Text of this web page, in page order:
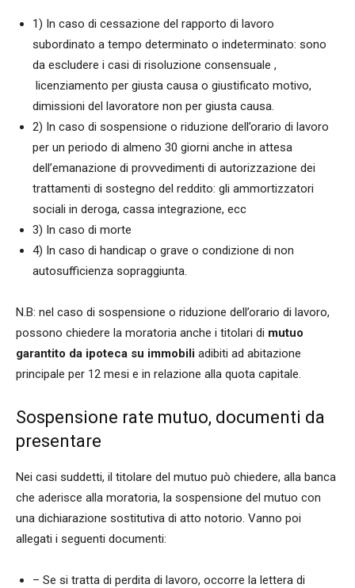
1) In caso di cessazione del rapporto di lavoro
subordinato a tempo determinato o indeterminato: sono
da escludere i casi di risoluzione consensuale ,
licenziamento per giusta causa o giustificato motivo,
dimissioni del lavoratore non per giusta causa.
2) In caso di sospensione o riduzione dell’orario di lavoro
per un periodo di almeno 30 giorni anche in attesa
dell’emanazione di provvedimenti di autorizzazione dei
trattamenti di sostegno del reddito: gli ammortizzatori
sociali in deroga, cassa integrazione, ecc
3) In caso di morte
4) In caso di handicap o grave o condizione di non
autosufficienza sopraggiunta.
N.B: nel caso di sospensione o riduzione dell’orario di lavoro,
possono chiedere la moratoria anche i titolari di mutuo
garantito da ipoteca su immobili adibiti ad abitazione
principale per 12 mesi e in relazione alla quota capitale.
Sospensione rate mutuo, documenti da
presentare
Nei casi suddetti, il titolare del mutuo può chiedere, alla banca
che aderisce alla moratoria, la sospensione del mutuo con
una dichiarazione sostitutiva di atto notorio. Vanno poi
allegati i seguenti documenti:
– Se si tratta di perdita di lavoro, occorre la lettera di